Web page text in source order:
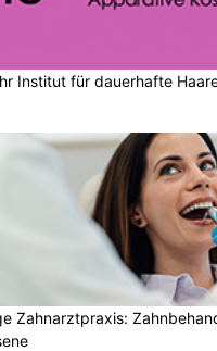
Institut für dauerhafte
Zahnarztpraxis: